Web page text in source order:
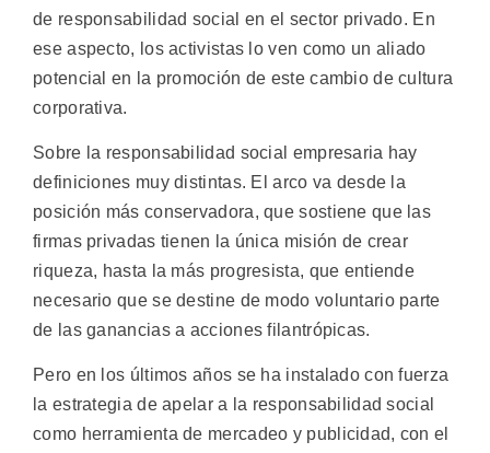
de responsabilidad social en el sector privado. En
ese aspecto, los activistas lo ven como un aliado
potencial en la promoción de este cambio de cultura
corporativa.
Sobre la responsabilidad social empresaria hay
definiciones muy distintas. El arco va desde la
posición más conservadora, que sostiene que las
firmas privadas tienen la única misión de crear
riqueza, hasta la más progresista, que entiende
necesario que se destine de modo voluntario parte
de las ganancias a acciones filantrópicas.
Pero en los últimos años se ha instalado con fuerza
la estrategia de apelar a la responsabilidad social
como herramienta de mercadeo y publicidad, con el